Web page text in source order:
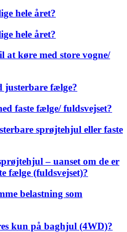
hele året?
hele året?
køre med store vogne/
justerbare fælge?
faste fælge/ fuldsvejset?
sprøjtehjul eller faste
– uanset om de er
fælge (fuldsvejset)?
belastning som
kun på baghjul (4WD)?